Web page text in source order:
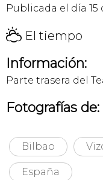
Publicada el día
H El tiempo
Información:
Parte trasera del
Fotografías de:
Bilbao
España